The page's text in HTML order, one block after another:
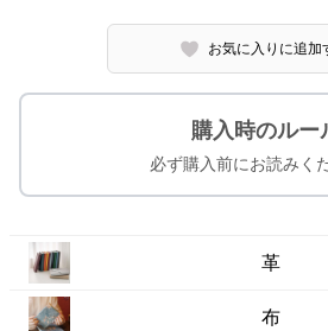
お気に入りに追加
購入時のルー
必ず購入前にお読みく
革
布